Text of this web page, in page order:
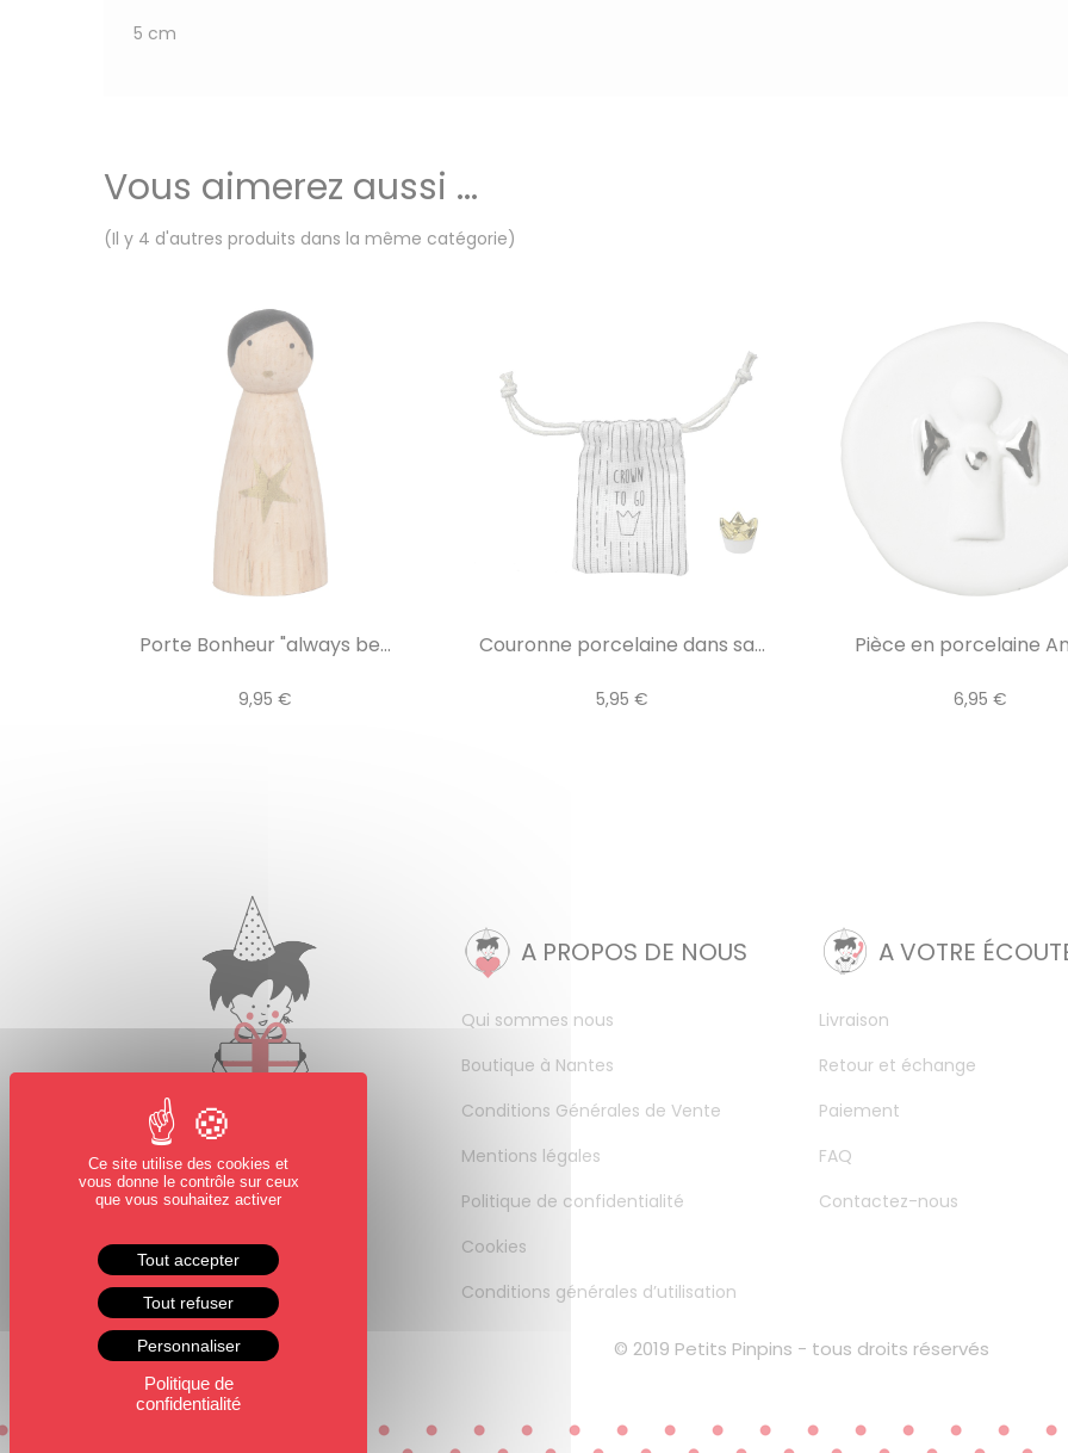
5 cm
Vous aimerez aussi ...
(Il y 4 d'autres produits dans la même catégorie)
Porte Bonheur "always be...
9,95 €
Couronne porcelaine dans sa...
5,95 €
Pièce en porcelaine
6,95 €
A PROPOS DE NOUS
Qui sommes nous
Boutique à Nantes
Conditions Générales de Vente
Mentions légales
Politique de confidentialité
Cookies
Conditions générales d’utilisation
A VOTRE
Livraison
Retour et échange
Paiement
FAQ
Contactez-nous
© 2019 Petits Pinpins - tous droits réservés
Ce site utilise des cookies et
vous donne le contrôle sur ceux
que vous souhaitez activer
Tout accepter
Tout refuser
Personnaliser
Politique de
confidentialité